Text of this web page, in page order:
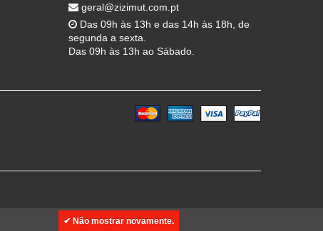
geral@zizimut.com.pt
Das 09h às 13h e das 14h às 18h, de
segunda a sexta.
Das 09h às 13h ao Sábado.
✔ Não mostrar novamente.